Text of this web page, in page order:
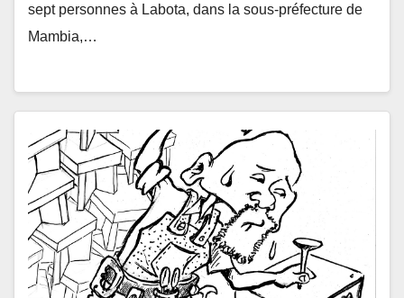
sept personnes à Labota, dans la sous-préfecture de
Mambia,…